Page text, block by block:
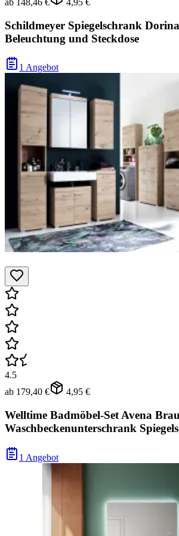
ab 148,46 € 4,95 €
Schildmeyer Spiegelschrank
Beleuchtung und Steckdose
1 Angebot
4.5
ab 179,40 € 4,95 €
Welltime Badmöbel-Set Avena
Waschbeckenunterschrank
1 Angebot